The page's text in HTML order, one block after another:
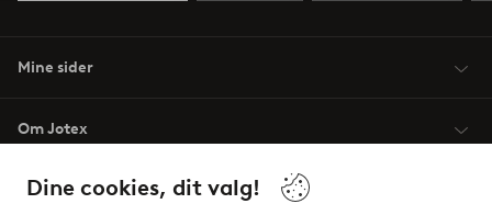
Dine cookies, dit valg!
Mine sider
Om Jotex
Vilkår